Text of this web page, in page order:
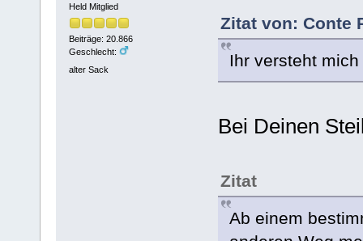
Held Mitglied
Beiträge: 20.866
Geschlecht:
alter Sack
Zitat von: Conte
Ihr versteht
Bei Deinen
Zitat
Ab einem